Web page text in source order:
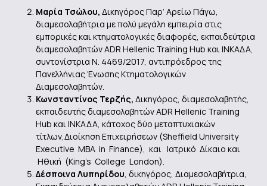
Mαρία Τσώλου, Δικηγόρος Παρ’ Αρείω Πάγω,
διαμεσολαβήτρια με πολύ μεγάλη εμπειρία στις
εμπορικές και κτηματολογικές διαφορές, εκπαιδεύτρια
διαμεσολαβητών ADR Hellenic Training Hub και INKAΔΑ,
συντονίστρια Ν. 4469/2017, αντιπρόεδρος της
Πανελλήνιας Ένωσης Κτηματολογικών
Διαμεσολαβητών.
Κωνσταντίνος Τερζής, Δικηγόρος, διαμεσολαβητής,
εκπαιδευτής διαμεσολαβητών ADR Hellenic Training
Hub και ΙΝΚΑΔΑ, κάτοχος δύο μεταπτυχιακών
τίτλων,Διοίκηση Επιχειρήσεων (Sheffield University
Executive MBA in Finance), και Ιατρικό Δίκαιο και
Ηθική (King’s College London).
Δέσποινα Λυπηρίδου, δικηγόρος, Διαμεσολαβήτρια,